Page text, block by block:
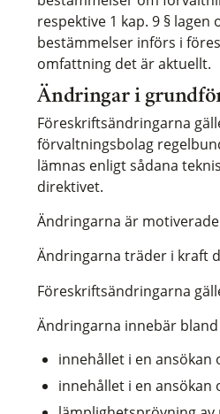
respektive 1 kap. 9 §
bestämmelser införs i
omfattning det är aktuellt.
Ändringar i
Föreskriftsändringarna
förvaltningsbolag
lämnas enligt sådana
direktivet.
Ändringarna är
Ändringarna träder i kraft
Föreskriftsändringarna
Ändringarna innebär
innehållet i en
innehållet i en